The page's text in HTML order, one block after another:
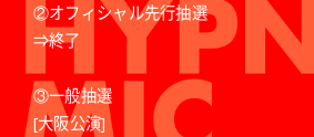
②オフィシャル先行抽選
⇒終了
③一般抽選
[大阪公演]